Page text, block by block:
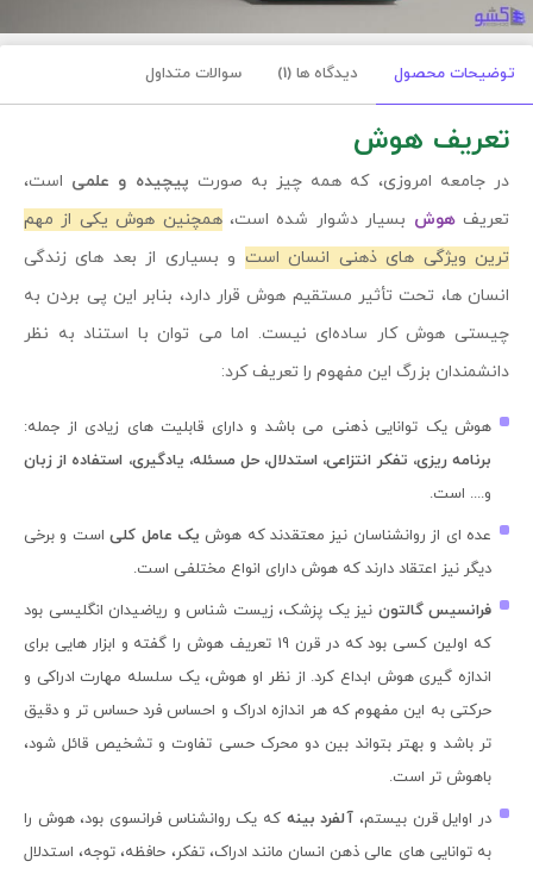
توضیحات محصول دیدگاه ها (1) سوالات متداول
تعریف هوش
در جامعه امروزی، که همه چیز به صورت پیچیده و علمی است،
تعریفهوش بسیار دشوار شده است،همچنین هوش یکی از مهم‌
ترین ویژگی‌ های ذهنی انسان است و بسیاری از بعد های زندگی
انسان ها، تحت تأثیر مستقیم هوش قرار دارد، بنابر این پی بردن به
چیستی هوش کار ساده‌ای نیست. اما می توان با استناد به نظر
دانشمندان بزرگ این مفهوم را تعریف کرد:
هوش یک توانایی ذهنی می باشد و دارای قابلیت های زیادی از جمله:
برنامه ریزی، تفکر انتزاعی، استدلال، حل مسئله، یادگیری، استفاده از زبان
و.... است.
عده ای از روانشناسان نیز معتقدند که هوش یک عامل کلیاست و برخی
دیگر نیز اعتقاد دارند که هوش دارای انواع مختلفی است.
فرانسیس گالتون نیز یک پزشک، زیست شناس و ریاضیدان انگلیسی بود
که اولین کسی بود که در قرن 19 تعریف هوش را گفته و ابزار هایی برای
اندازه گیری هوش ابداع کرد. از نظر او هوش، یک سلسله مهارت ادراکی و
حرکتی به این مفهوم که هر اندازه ادراک و احساس فرد حساس تر و دقیق
تر باشد و بهتر بتواند بین دو محرک حسی تفاوت و تشخیص قائل شود،
باهوش تر است.
در اوایل قرن بیستم، آلفرد بینه که یک روانشناس فرانسوی بود، هوش را
به توانایی های عالی ذهن انسان مانند ادراک، تفکر، حافظه، توجه، استدلال